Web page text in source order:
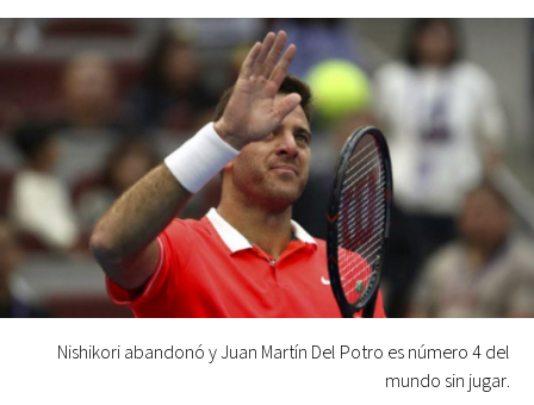
Nishikori abandonó y Juan Martín Del Potro es número 4 del
mundo sin jugar.